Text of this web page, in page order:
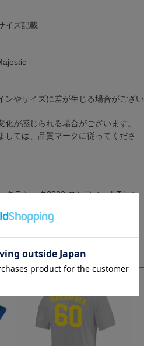
イズ記載
ンやサイズに差が生じる場合がござい
化が感じられる場合がございます。
しては、品質マークに従ってくださ
クラシック2022 コンフィットTシャ
ロ野球]
ちらも見ています！